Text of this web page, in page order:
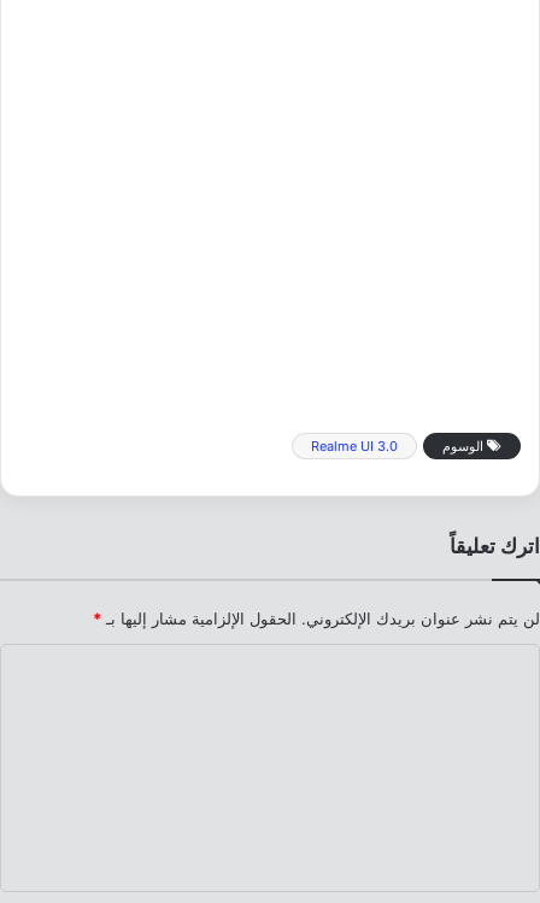
الوسوم Realme UI 3.0
اترك تعليقاً
لن يتم نشر عنوان بريدك الإلكتروني. الحقول الإلزامية مشار إليها بـ *